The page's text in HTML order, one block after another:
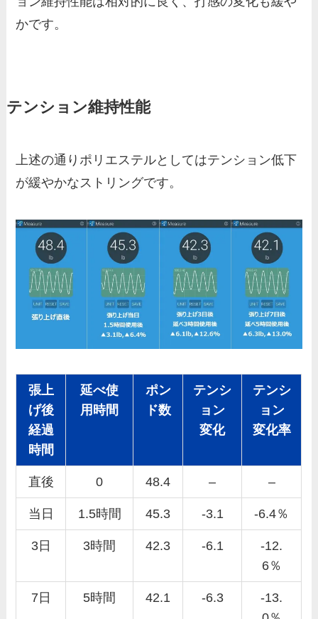
かです。
テンション維持性能
上述の通りポリエステルとしてはテンション低下
が緩やかなストリングです。
張上
げ後
経過
時間
延べ使
用時間
ポン
ド数
テンシ
ョン
変化
テンシ
ョン
変化率
直後 0 48.4 – –
当日 1.5時間 45.3 -3.1 -6.4％
3日 3時間 42.3 -6.1
-12.
6％
7日 5時間 42.1 -6.3
-13.